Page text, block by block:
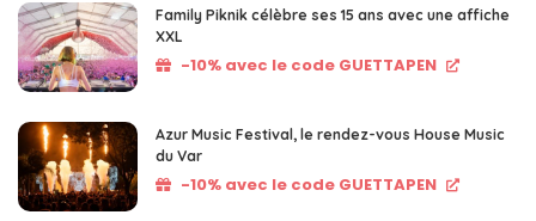
Family Piknik célèbre ses 15 ans avec une affiche
XXL
-10% avec le code GUETTAPEN
Azur Music Festival, le rendez-vous House Music
du Var
-10% avec le code GUETTAPEN